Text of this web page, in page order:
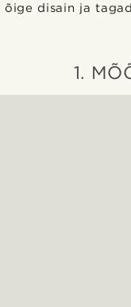
õige disain ja
1.